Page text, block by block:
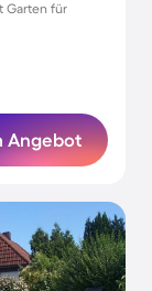
Garten für
Angebot